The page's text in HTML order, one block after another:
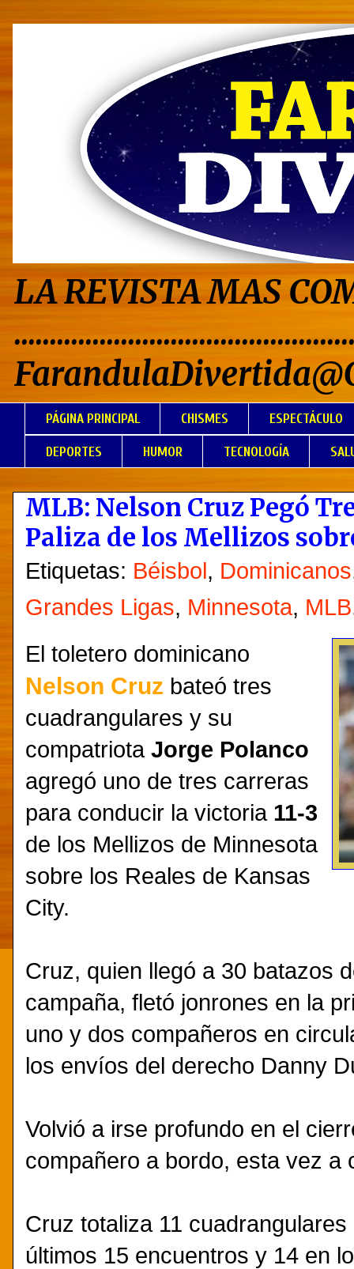
LA REVISTA MAS
PÁGINA PRINCIPAL CHISMES ESPECTÁCULO
DEPORTES HUMOR TECNOLOGÍA
MLB: Nelson Cruz Pegó
Paliza de los Mellizos
Etiquetas: Béisbol, Dominicanos
Grandes Ligas, Minnesota, MLB
El toletero dominicano
Nelson Cruz bateó tres
cuadrangulares y su
compatriota Jorge Polanco
agregó uno de tres carreras
para conducir la victoria11-3
de los Mellizos de Minnesota
sobre los Reales de Kansas
City.
Cruz, quien llegó a 30 batazos
campaña, fletó jonrones en la
uno y dos compañeros en
los envíos del derecho Danny
Volvió a irse profundo en el
compañero a bordo, esta vez a
Cruz totaliza 11
últimos 15 encuentros y 14 en